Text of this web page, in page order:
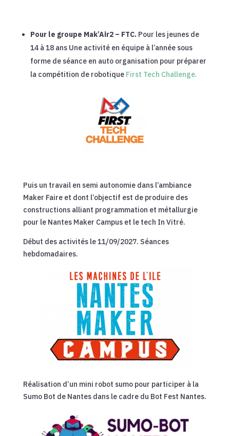
Pour le groupe Mak’Air2 – FTC.Pour les jeunes de
14 à 18 ans Une activité en équipe à l’année sous
forme de séance en auto organisation pour préparer
la compétition de robotique First Tech Challenge.
Puis un travail en semi autonomie dans l’ambiance
Maker Faire et dont l’objectif est de produire des
constructions alliant programmation et métallurgie
pour le Nantes Maker Campus et le tech In Vitré.
Début des activités le 11/09/2027. Séances
hebdomadaires.
Réalisation d’un mini robot sumo pour participer à la
Sumo Bot de Nantes dans le cadre du Bot Fest Nantes.